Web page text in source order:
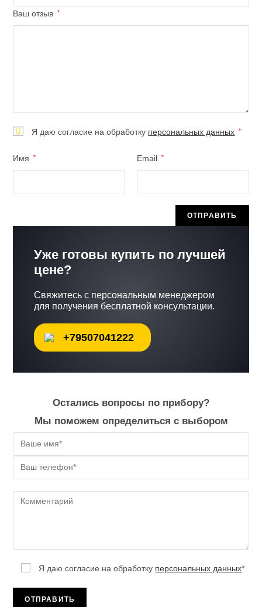
Ваш отзыв *
Я даю согласие на обработку персональных данных *
Имя * Email *
Уже готовы купить по лучшей
цене?
Свяжитесь с персональным менеджером
для получения бесплатной консультации.
+79507041222
Остались вопросы по прибору?
Мы поможем определиться с выбором
Я даю согласие на обработку персональных данных*